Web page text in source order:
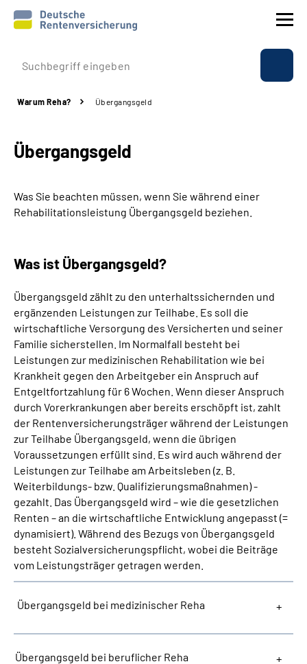
Prävention
Rente
Beratung & Kontakt
Über uns & Presse
Online-Services
Suche
Language
Inhalte in Gebärdensprache (DGS)
Leichte Sprache
Mein Kundenportal
Warum Reha? Übergangsgeld
Übergangsgeld
Was Sie beachten müssen, wenn Sie während einer
Rehabilitationsleistung Übergangsgeld beziehen.
Was ist Übergangsgeld?
Übergangsgeld zählt zu den unterhaltssichernden und
ergänzenden Leistungen zur Teilhabe. Es soll die
wirtschaftliche Versorgung des Versicherten und seiner
Familie sicherstellen. Im Normalfall besteht bei
Leistungen zur medizinischen Rehabilitation wie bei
Krankheit gegen den Arbeitgeber ein Anspruch auf
Entgeltfortzahlung für 6 Wochen. Wenn dieser Anspruch
durch Vorerkrankungen aber bereits erschöpft ist, zahlt
der Rentenversicherungsträger während der Leistungen
zur Teilhabe Übergangsgeld, wenn die übrigen
Voraussetzungen erfüllt sind. Es wird auch während der
Leistungen zur Teilhabe am Arbeitsleben (z. B.
Weiterbildungs- bzw. Qualifizierungsmaßnahmen) -
gezahlt. Das Übergangsgeld wird – wie die gesetzlichen
Renten – an die wirtschaftliche Entwicklung angepasst (=
dynamisiert). Während des Bezugs von Übergangsgeld
besteht Sozialversicherungspflicht, wobei die Beiträge
vom Leistungsträger getragen werden.
Übergangsgeld bei medizinischer Reha
Übergangsgeld bei beruflicher Reha